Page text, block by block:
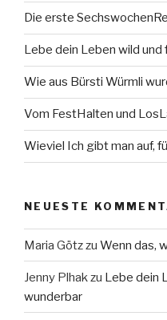
Die erste
Lebe dein Leben wild
Wie aus Bürsti Würmli
Vom FestHalten und
Wieviel Ich gibt man auf,
NEUESTE
Maria Götzzu Wenn das,
Jenny Plhakzu Lebe dein
wunderbar